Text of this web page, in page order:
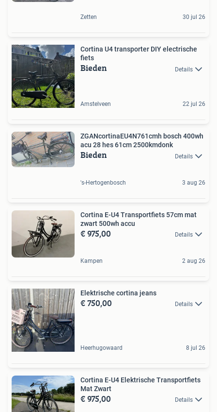
Zetten 30 jul 26
Cortina U4 transporter DIY electrische
fiets
Bieden Details
Amstelveen 22 jul 26
ZGANcortinaEU4N761cmh bosch 400wh
acu 28 hes 61cm 2500kmdonk
Bieden Details
's-Hertogenbosch 3 aug 26
Cortina E-U4 Transportfiets 57cm mat
zwart 500wh accu
€ 975,00 Details
Kampen 2 aug 26
Elektrische cortina jeans
€ 750,00 Details
Heerhugowaard 8 jul 26
Cortina E-U4 Elektrische Transportfiets
Mat Zwart
€ 975,00 Details